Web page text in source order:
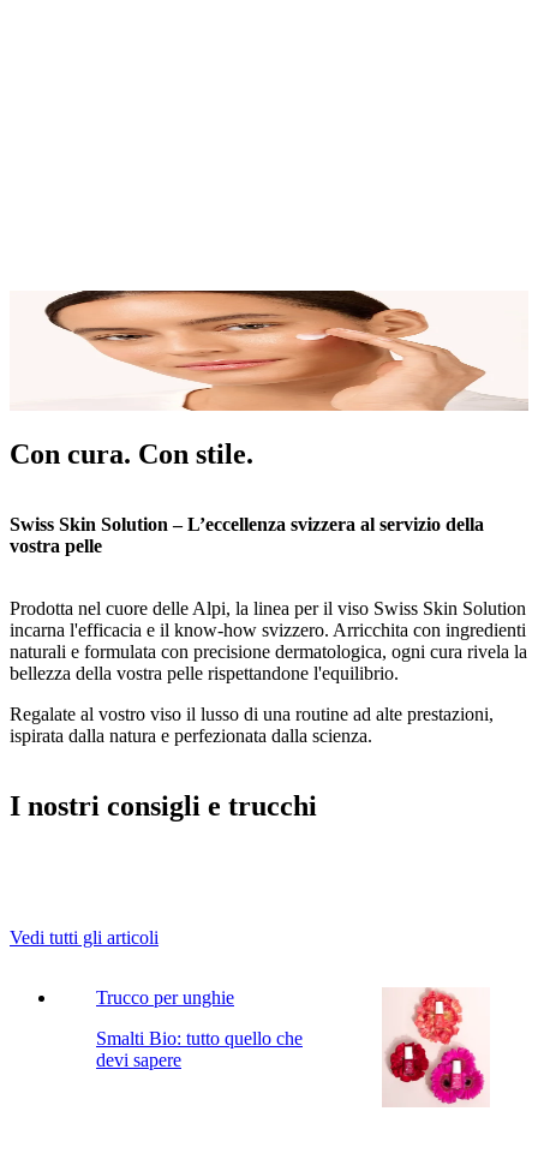
Con cura. Con stile.
Swiss Skin Solution – L’eccellenza svizzera al servizio della
vostra pelle
Prodotta nel cuore delle Alpi, la linea per il viso Swiss Skin Solution
incarna l'efficacia e il know-how svizzero. Arricchita con ingredienti
naturali e formulata con precisione dermatologica, ogni cura rivela la
bellezza della vostra pelle rispettandone l'equilibrio.
Regalate al vostro viso il lusso di una routine ad alte prestazioni,
ispirata dalla natura e perfezionata dalla scienza.
I nostri consigli e trucchi
Vedi tutti gli articoli
Trucco per unghie
Smalti Bio: tutto quello che
devi sapere